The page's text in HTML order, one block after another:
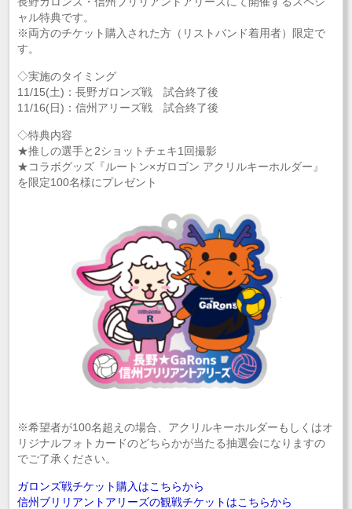
ャル特典です。
※両方のチケット購入された方（リストバンド着用者）限定で
す。
◇実施のタイミング
11/15(土)：長野ガロンズ戦 試合終了後
11/16(日)：信州アリーズ戦 試合終了後
◇特典内容
★推しの選手と2ショットチェキ1回撮影
★コラボグッズ『ルートン×ガロゴン アクリルキーホルダー』
を限定100名様にプレゼント
※希望者が100名超えの場合、アクリルキーホルダーもしくはオ
リジナルフォトカードのどちらかが当たる抽選会になりますの
でご了承ください。
ガロンズ戦チケット購入はこちらから
信州ブリリアントアリーズの観戦チケットはこちらから